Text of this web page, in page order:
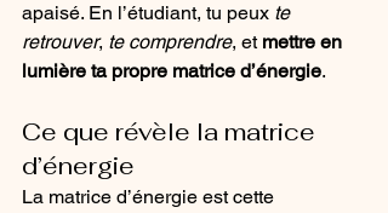
apaisé. En l’étudiant, tu peux te
retrouver, te comprendre, et mettre en
lumière ta propre matrice d’énergie.
Ce que révèle la matrice
d’énergie
La matrice d’énergie est cette